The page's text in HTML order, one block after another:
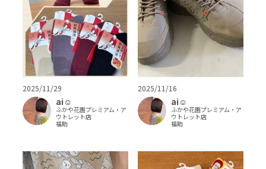
2025/11/29
ai‪‪☺︎‬
ふかや花園プレミアム・ア
ウトレット店
福助
2025/11/16
ai‪‪☺︎‬
ふかや花園プレミアム・ア
ウトレット店
福助